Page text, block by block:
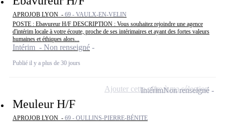
APROJOB LYON - 69 - VAULX-EN-VELIN
POSTE : Ebavureur H/F DESCRIPTION : Vous souhaitez rejoindre une agence
d'intérim locale à votre écoute, proche de ses intérimaires et ayant des fortes valeurs
humaines et éthiques alors...
Intérim - Non renseigné
Publié il y a plus de 30 jours
Meuleur H/F
APROJOB LYON - 69 - OULLINS-PIERRE-BÉNITE
IntérimNon renseigné
Ajouter cette offre à ma sélection